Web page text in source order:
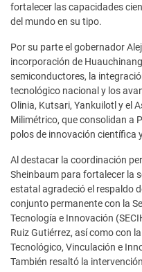
fortalecer las capacidades
del mundo en su tipo.
Por su parte el gobernador
incorporación de
semiconductores, la
tecnológico nacional y los
Olinia, Kutsari, Yankuilotl y el
Milimétrico, que consolidan a
polos de innovación científica
Al destacar la coordinación
Sheinbaum para fortalecer la
estatal agradeció el respaldo
conjunto permanente con la
Tecnología e Innovación
Ruiz Gutiérrez, así como con
Tecnológico, Vinculación e
También resaltó la